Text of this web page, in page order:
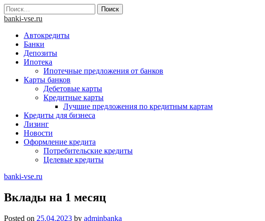
Skip
to
Найти:
banki-vse.ru
Автокредиты
Банки
Депозиты
Ипотека
Ипотечные предложения от банков
Карты банков
Дебетовые карты
Кредитные карты
Лучшие предложения по кредитным картам
Кредиты для бизнеса
Лизинг
Новости
Оформление кредита
Потребительские кредиты
Целевые кредиты
banki-vse.ru
Вклады на 1 месяц
Posted on 25.04.2023 by adminbanka